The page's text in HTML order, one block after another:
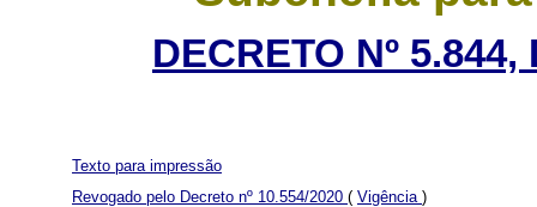
DECRETO Nº
Texto para impressão
Revogado pelo Decreto nº 10.554/2020 ( Vigência )